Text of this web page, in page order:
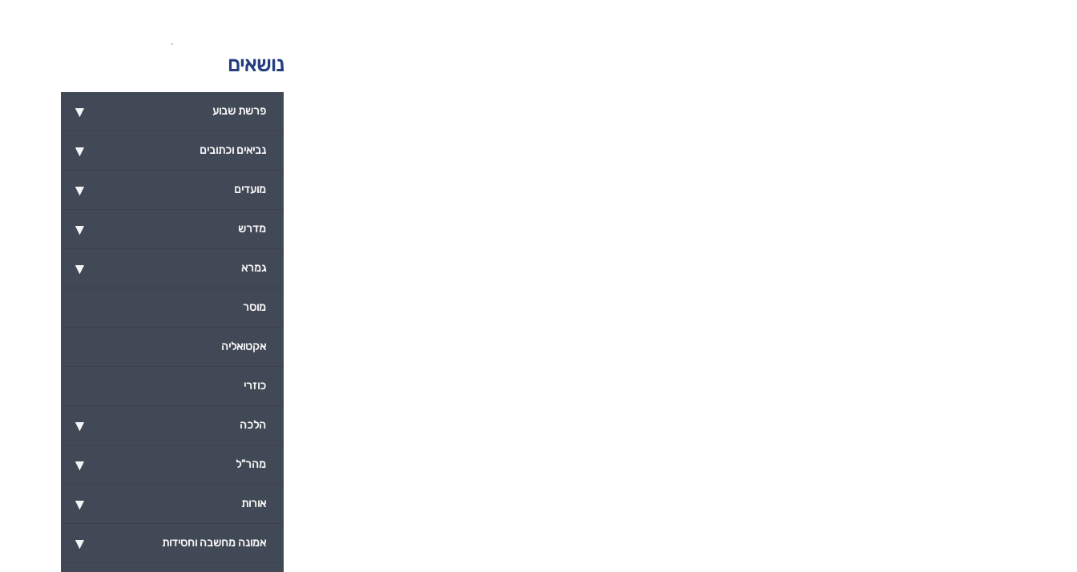
נושאים
▾ פרשת שבוע
▾ נביאים וכתובים
▾ מועדים
▾ מדרש
▾ גמרא
מוסר
אקטואליה
כוזרי
▾ הלכה
▾ מהר"ל
▾ אורות
▾ אמונה מחשבה וחסידות